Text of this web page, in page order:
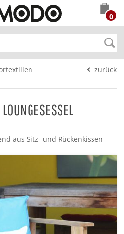
0
zurück
aus Sitz- und Rückenkissen